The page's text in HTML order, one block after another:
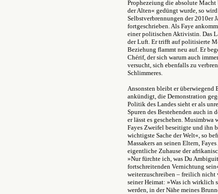
Prophezeiung die absolute
der Alten« gedüngt wurde, so
Selbstverbrennungen der 2010er
fortgeschrieben. Als Faye
einer politischen Aktivistin. Das
der Luft. Er trifft auf politisierte
Beziehung flammt neu auf. Er
Chérif, der sich warum auch
versucht, sich ebenfalls zu
Schlimmeres.
Ansonsten bleibt er überwiegend
ankündigt, die Demonstration
Politik des Landes sieht er als
Spuren des Bestehenden auch in
er lässt es geschehen. Musimbwa
Fayes Zweifel beseitigte und ihn
wichtigste Sache der Welt«, so
Massakers an seinen Eltern,
eigentliche Zuhause der
»Nur fürchte ich, was Du
fortschreitenden Vernichtung
weiterzuschreiben – freilich
seiner Heimat: »Was ich wirklich
werden, in der Nähe meines